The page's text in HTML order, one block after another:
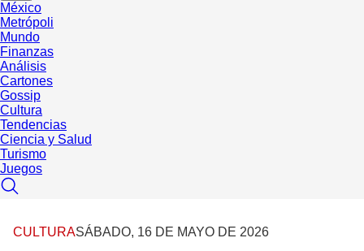
México
Metrópoli
Mundo
Finanzas
Análisis
Cartones
Gossip
Cultura
Tendencias
Ciencia y Salud
Turismo
Juegos
CULTURASÁBADO, 16 DE MAYO DE 2026